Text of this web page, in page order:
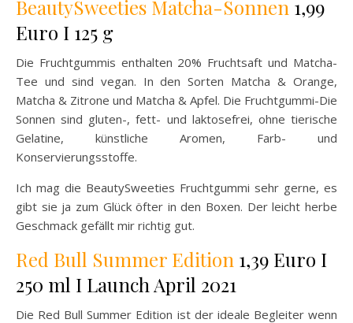
BeautySweeties Matcha-Sonnen 1,99
Euro I 125 g
Die Fruchtgummis enthalten 20% Fruchtsaft und Matcha-
Tee und sind vegan. In den Sorten Matcha & Orange,
Matcha & Zitrone und Matcha & Apfel. Die Fruchtgummi-Die
Sonnen sind gluten-, fett- und laktosefrei, ohne tierische
Gelatine, künstliche Aromen, Farb- und
Konservierungsstoffe.
Ich mag die BeautySweeties Fruchtgummi sehr gerne, es
gibt sie ja zum Glück öfter in den Boxen. Der leicht herbe
Geschmack gefällt mir richtig gut.
Red Bull Summer Edition 1,39 Euro I
250 ml I Launch April 2021
Die Red Bull Summer Edition ist der ideale Begleiter wenn